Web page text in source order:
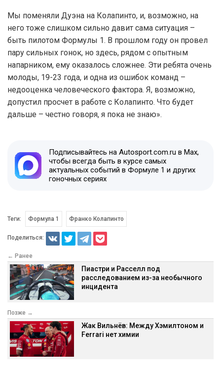
Мы поменяли Дуэна на Колапинто, и, возможно, на
него тоже слишком сильно давит сама ситуация –
быть пилотом Формулы 1. В прошлом году он провел
пару сильных гонок, но здесь, рядом с опытным
напарником, ему оказалось сложнее. Эти ребята очень
молоды, 19-23 года, и одна из ошибок команд –
недооценка человеческого фактора. Я, возможно,
допустил просчет в работе с Колапинто. Что будет
дальше – честно говоря, я пока не знаю».
Подписывайтесь на Autosport.com.ru в Max,
чтобы всегда быть в курсе самых
актуальных событий в Формуле 1 и других
гоночных сериях
Теги: Формула 1 Франко Колапинто
Поделиться:
← Ранее
Пиастри и Расселл под
расследованием из-за необычного
инцидента
Позже →
Жак Вильнёв: Между Хэмилтоном и
Ferrari нет химии